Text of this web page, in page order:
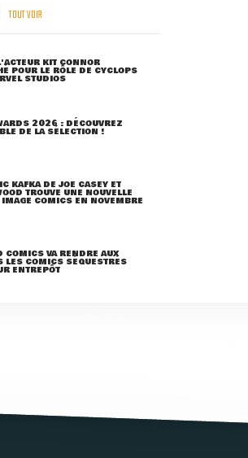
TOUT VOIR
KIT CONNOR
POUR LE RÔLE DE CYCLOPS
STUDIOS
2026 : DÉCOUVREZ
DE LA SÉLECTION !
KAFKA DE JOE CASEY ET
TROUVE UNE NOUVELLE
COMICS EN NOVEMBRE
COMICS VA RENDRE AUX
LES COMICS SÉQUESTRÉS
ENTREPÔT